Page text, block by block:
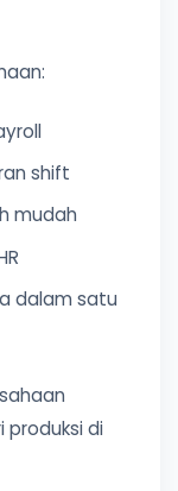
shift
mudah
dalam satu
produksi di